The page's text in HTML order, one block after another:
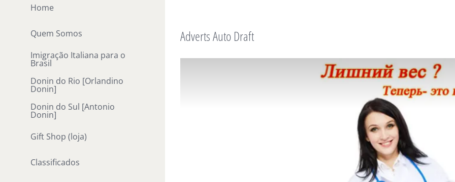
Home
Quem Somos
Imigração Italiana para o
Brasil
Donin do Rio [Orlandino
Donin]
Donin do Sul [Antonio
Donin]
Gift Shop (loja)
Classificados
Adverts Auto Draft